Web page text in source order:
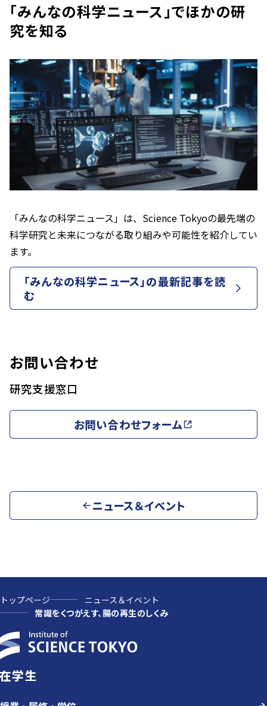
「みんなの科学ニュース」でほかの研
究を知る
「みんなの科学ニュース」は、Science Tokyoの最先端の
科学研究と未来につながる取り組みや可能性を紹介してい
ます。
「みんなの科学ニュース」の最新記事を読
む
お問い合わせ
研究支援窓口
お問い合わせフォーム
ニュース＆イベント
トップページ
ニュース＆イベント
常識をくつがえす、腸の再生のしくみ
在学生